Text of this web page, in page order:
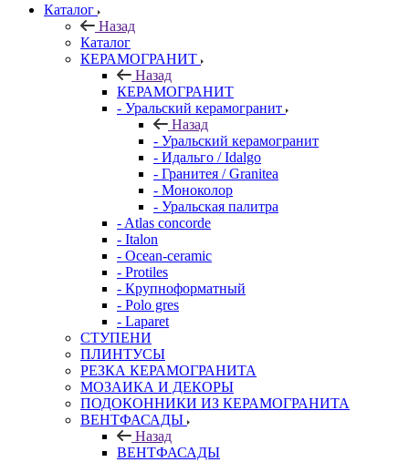
Каталог
Назад
Каталог
КЕРАМОГРАНИТ
Назад
КЕРАМОГРАНИТ
- Уральский керамогранит
Назад
- Уральский керамогранит
- Идальго / Idalgo
- Гранитея / Granitea
- Моноколор
- Уральская палитра
- Atlas concorde
- Italon
- Ocean-ceramic
- Protiles
- Крупноформатный
- Polo gres
- Laparet
СТУПЕНИ
ПЛИНТУСЫ
РЕЗКА КЕРАМОГРАНИТА
МОЗАИКА И ДЕКОРЫ
ПОДОКОННИКИ ИЗ КЕРАМОГРАНИТА
ВЕНТФАСАДЫ
Назад
ВЕНТФАСАДЫ